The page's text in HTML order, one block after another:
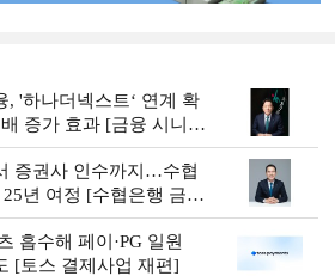
, '하나더넥스트‘ 연계 확
증가 효과 [금융 시니어
증권사 인수까지…수협
년 여정 [수협은행 금융
흡수해 페이·PG 일원
[토스 결제사업 재편]